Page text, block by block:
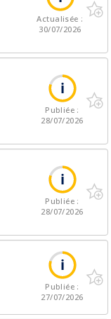
Actualisée :
30/07/2026
Publiée :
28/07/2026
Publiée :
28/07/2026
Publiée :
27/07/2026